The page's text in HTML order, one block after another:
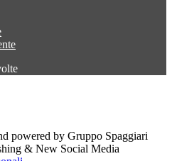
powered by Gruppo Spaggiari
& New Social Media